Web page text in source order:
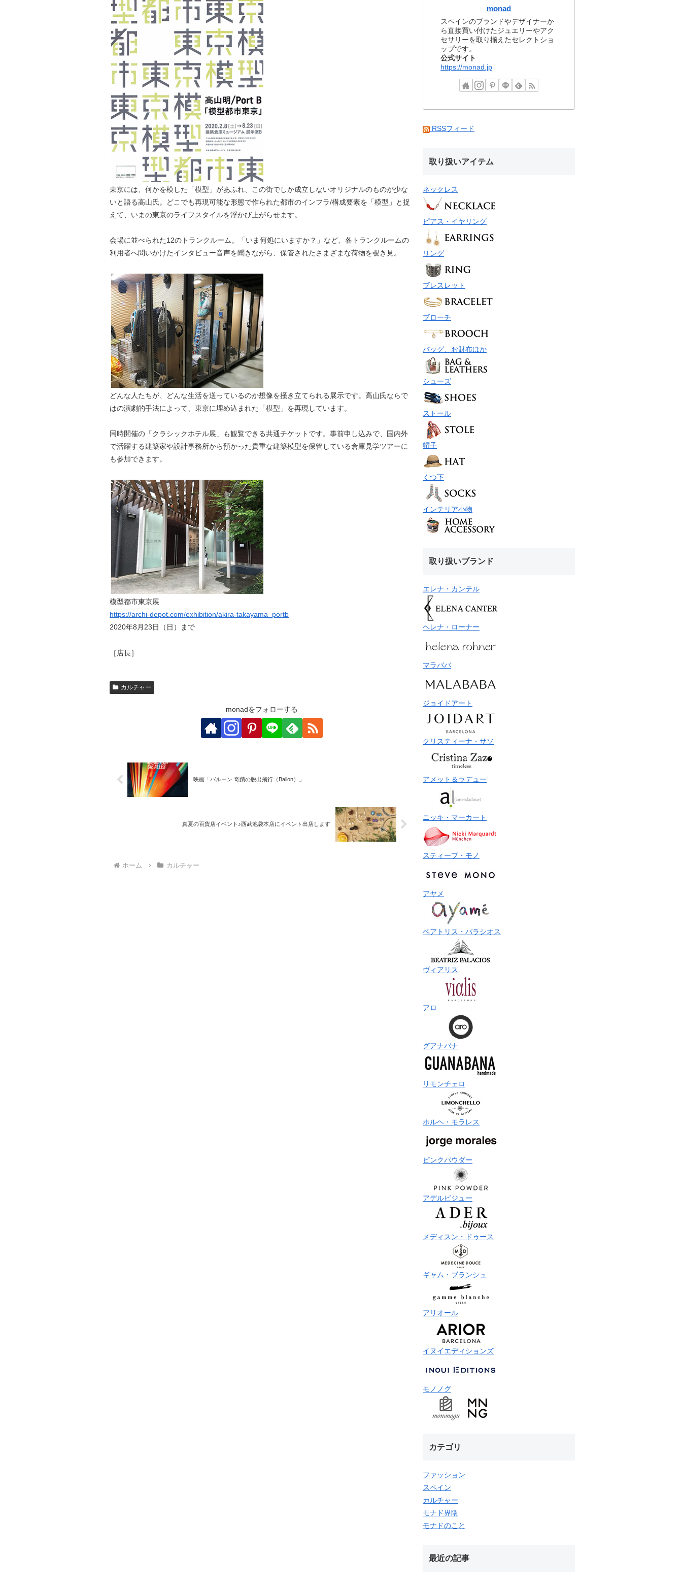
東京には、何かを模した「模型」があふれ、この街でしか成立しないオリジナルのものが少な
いと語る高山氏。どこでも再現可能な形態で作られた都市のインフラ/構成要素を「模型」と捉
えて、いまの東京のライフスタイルを浮かび上がらせます。
会場に並べられた12のトランクルーム。「いま何処にいますか？」など、各トランクルームの
利用者へ問いかけたインタビュー音声を聞きながら、保管されたさまざまな荷物を覗き見。
どんな人たちが、どんな生活を送っているのか想像を掻き立てられる展示です。高山氏ならで
はの演劇的手法によって、東京に埋め込まれた「模型」を再現しています。
同時開催の「クラシックホテル展」も観覧できる共通チケットです。事前申し込みで、国内外
で活躍する建築家や設計事務所から預かった貴重な建築模型を保管している倉庫見学ツアーに
も参加できます。
模型都市東京展
https://archi-depot.com/exhibition/akira-takayama_portb
2020年8月23日（日）まで
［店長］
カルチャー
monadをフォローする
映画「バルーン 奇蹟の脱出飛行（Ballon）」
真夏の百貨店イベント♪西武池袋本店にイベント出店します
ホーム カルチャー
monad
スペインのブランドやデザイナーか
ら直接買い付けたジュエリーやアク
セサリーを取り揃えたセレクトショ
ップです。
公式サイト
https://monad.jp
RSSフィード
取り扱いアイテム
ネックレス
ピアス・イヤリング
リング
ブレスレット
ブローチ
バッグ、お財布ほか
シューズ
ストール
帽子
くつ下
インテリア小物
取り扱いブランド
エレナ・カンテル
ヘレナ・ローナー
マラババ
ジョイドアート
クリスティーナ・サソ
アメット＆ラデュー
ニッキ・マーカート
スティーブ・モノ
アヤメ
ベアトリス・パラシオス
ヴィアリス
アロ
グアナバナ
リモンチェロ
ホルヘ・モラレス
ピンクパウダー
アデルビジュー
メディスン・ドゥース
ギャム・ブランシュ
アリオール
イヌイエディションズ
モノノグ
カテゴリ
ファッション
スペイン
カルチャー
モナド界隈
モナドのこと
最近の記事